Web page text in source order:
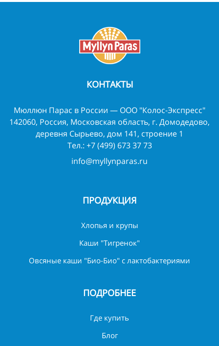
КОНТАКТЫ
Мюллюн Парас в России — ООО "Колос-Экспресс"
142060, Россия, Московская область, г. Домодедово,
деревня Сырьево, дом 141, строение 1
Тел.: +7 (499) 673 37 73
info@myllynparas.ru
ПРОДУКЦИЯ
Хлопья и крупы
Каши "Тигренок"
Овсяные каши "Био-Био" с лактобактериями
ПОДРОБНЕЕ
Где купить
Блог